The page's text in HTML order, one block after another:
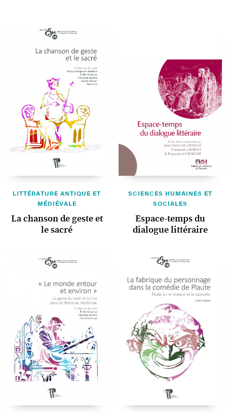
LITTÉRATURE ANTIQUE ET
MÉDIÉVALE
La chanson de geste et
le sacré
SCIENCES HUMAINES ET
SOCIALES
Espace-temps du
dialogue littéraire